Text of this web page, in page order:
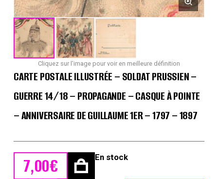
Cliquez sur l'image pour voir en meilleure définition
CARTE POSTALE ILLUSTRÉE – SOLDAT PRUSSIEN –
GUERRE 14/18 – PROPAGANDE – CASQUE À POINTE
– ANNIVERSAIRE DE GUILLAUME 1ER – 1797 – 1897
7,00€ En stock